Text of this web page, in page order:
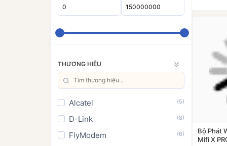
THƯƠNG HIỆU
Alcatel (5)
D-Link (8)
FlyModem (6)
Bộ Phát
Mifi X